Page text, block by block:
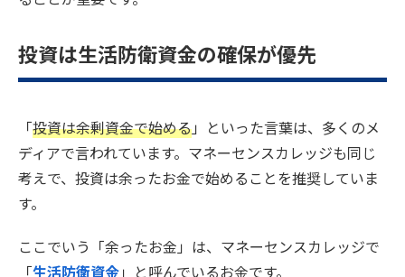
投資は生活防衛資金の確保が優先
「投資は余剰資金で始める」といった言葉は、多くのメ
ディアで言われています。マネーセンスカレッジも同じ
考えで、投資は余ったお金で始めることを推奨していま
す。
ここでいう「余ったお金」は、マネーセンスカレッジで
「生活防衛資金」と呼んでいるお金です。